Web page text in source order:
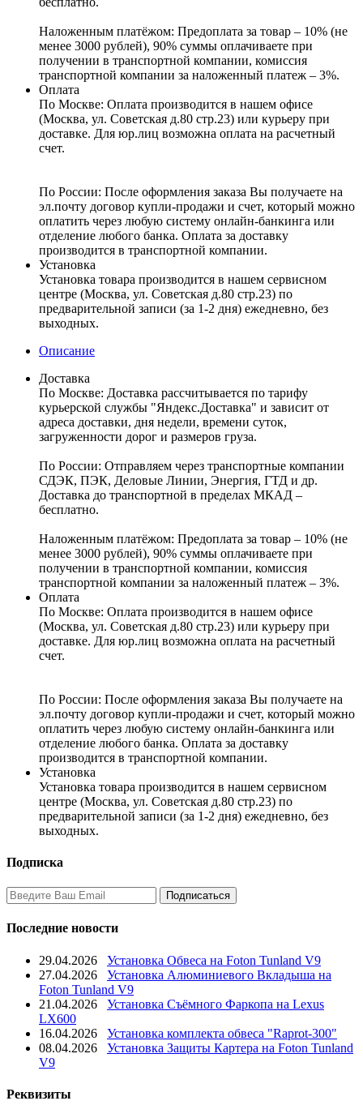
Наложенным платёжом: Предоплата за товар – 10% (не
менее 3000 рублей), 90% суммы оплачиваете при
получении в транспортной компании, комиссия
транспортной компании за наложенный платеж – 3%.
Оплата
По Москве: Оплата производится в нашем офисе
(Москва, ул. Советская д.80 стр.23) или курьеру при
доставке. Для юр.лиц возможна оплата на расчетный
счет.
По России: После оформления заказа Вы получаете на
эл.почту договор купли-продажи и счет, который можно
оплатить через любую систему онлайн-банкинга или
отделение любого банка. Оплата за доставку
производится в транспортной компании.
Установка
Установка товара производится в нашем сервисном
центре (Москва, ул. Советская д.80 стр.23) по
предварительной записи (за 1-2 дня) ежедневно, без
выходных.
Описание
Доставка
По Москве: Доставка рассчитывается по тарифу
курьерской службы "Яндекс.Доставка" и зависит от
адреса доставки, дня недели, времени суток,
загруженности дорог и размеров груза.
По России: Отправляем через транспортные компании
СДЭК, ПЭК, Деловые Линии, Энергия, ГТД и др.
Доставка до транспортной в пределах МКАД –
бесплатно.
Наложенным платёжом: Предоплата за товар – 10% (не
менее 3000 рублей), 90% суммы оплачиваете при
получении в транспортной компании, комиссия
транспортной компании за наложенный платеж – 3%.
Оплата
По Москве: Оплата производится в нашем офисе
(Москва, ул. Советская д.80 стр.23) или курьеру при
доставке. Для юр.лиц возможна оплата на расчетный
счет.
По России: После оформления заказа Вы получаете на
эл.почту договор купли-продажи и счет, который можно
оплатить через любую систему онлайн-банкинга или
отделение любого банка. Оплата за доставку
производится в транспортной компании.
Установка
Установка товара производится в нашем сервисном
центре (Москва, ул. Советская д.80 стр.23) по
предварительной записи (за 1-2 дня) ежедневно, без
выходных.
Подписка
Последние новости
29.04.2026
Установка Обвеса на Foton Tunland V9
27.04.2026
Установка Алюминиевого Вкладыша на
Foton Tunland V9
21.04.2026
Установка Съёмного Фаркопа на Lexus
LX600
16.04.2026
Установка комплекта обвеса "Raprot-300"
08.04.2026
Установка Защиты Картера на Foton Tunland
V9
Реквизиты